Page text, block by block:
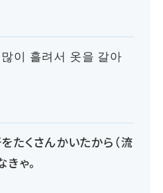
이 흘려서 옷을 갈아
たくさんかいたから（流
ゃ。